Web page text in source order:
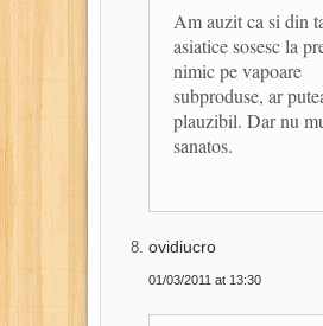
Am auzit ca si din
asiatice sosesc la
nimic pe vapoare
subproduse, ar
plauzibil. Dar nu
sanatos.
ovidiucro
01/03/2011 at 13:30